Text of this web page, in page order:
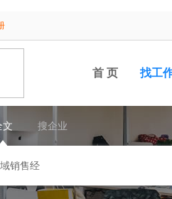
首 页 找工
文 搜企业